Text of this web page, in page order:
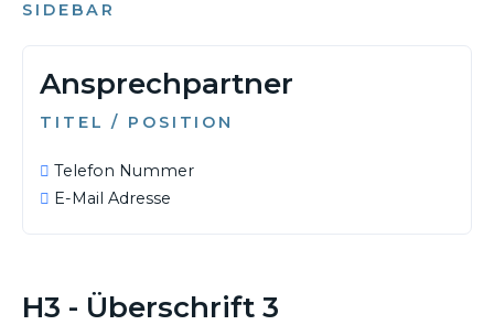
SIDEBAR
Ansprechpartner
TITEL / POSITION
Telefon Nummer
E-Mail Adresse
H3 - Überschrift 3